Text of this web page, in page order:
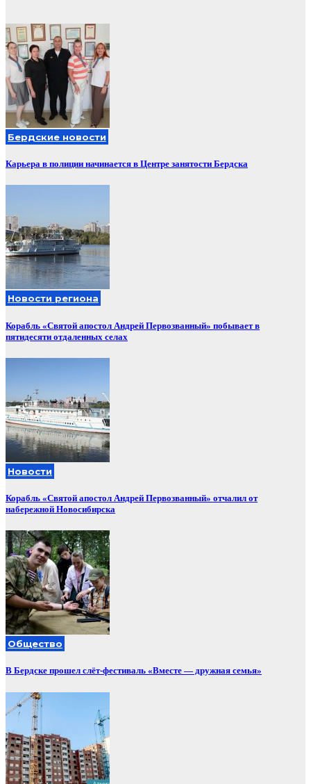
Бердские новости
Карьера в полиции начинается в Центре занятости Бердска
Новости региона
Корабль «Святой апостол Андрей Первозванный» побывает в
пятидесяти отдаленных селах
Новости
Корабль «Святой апостол Андрей Первозванный» отчалил от
набережной Новосибирска
Общество
В Бердске прошел слёт-фестиваль «Вместе — дружная семья»